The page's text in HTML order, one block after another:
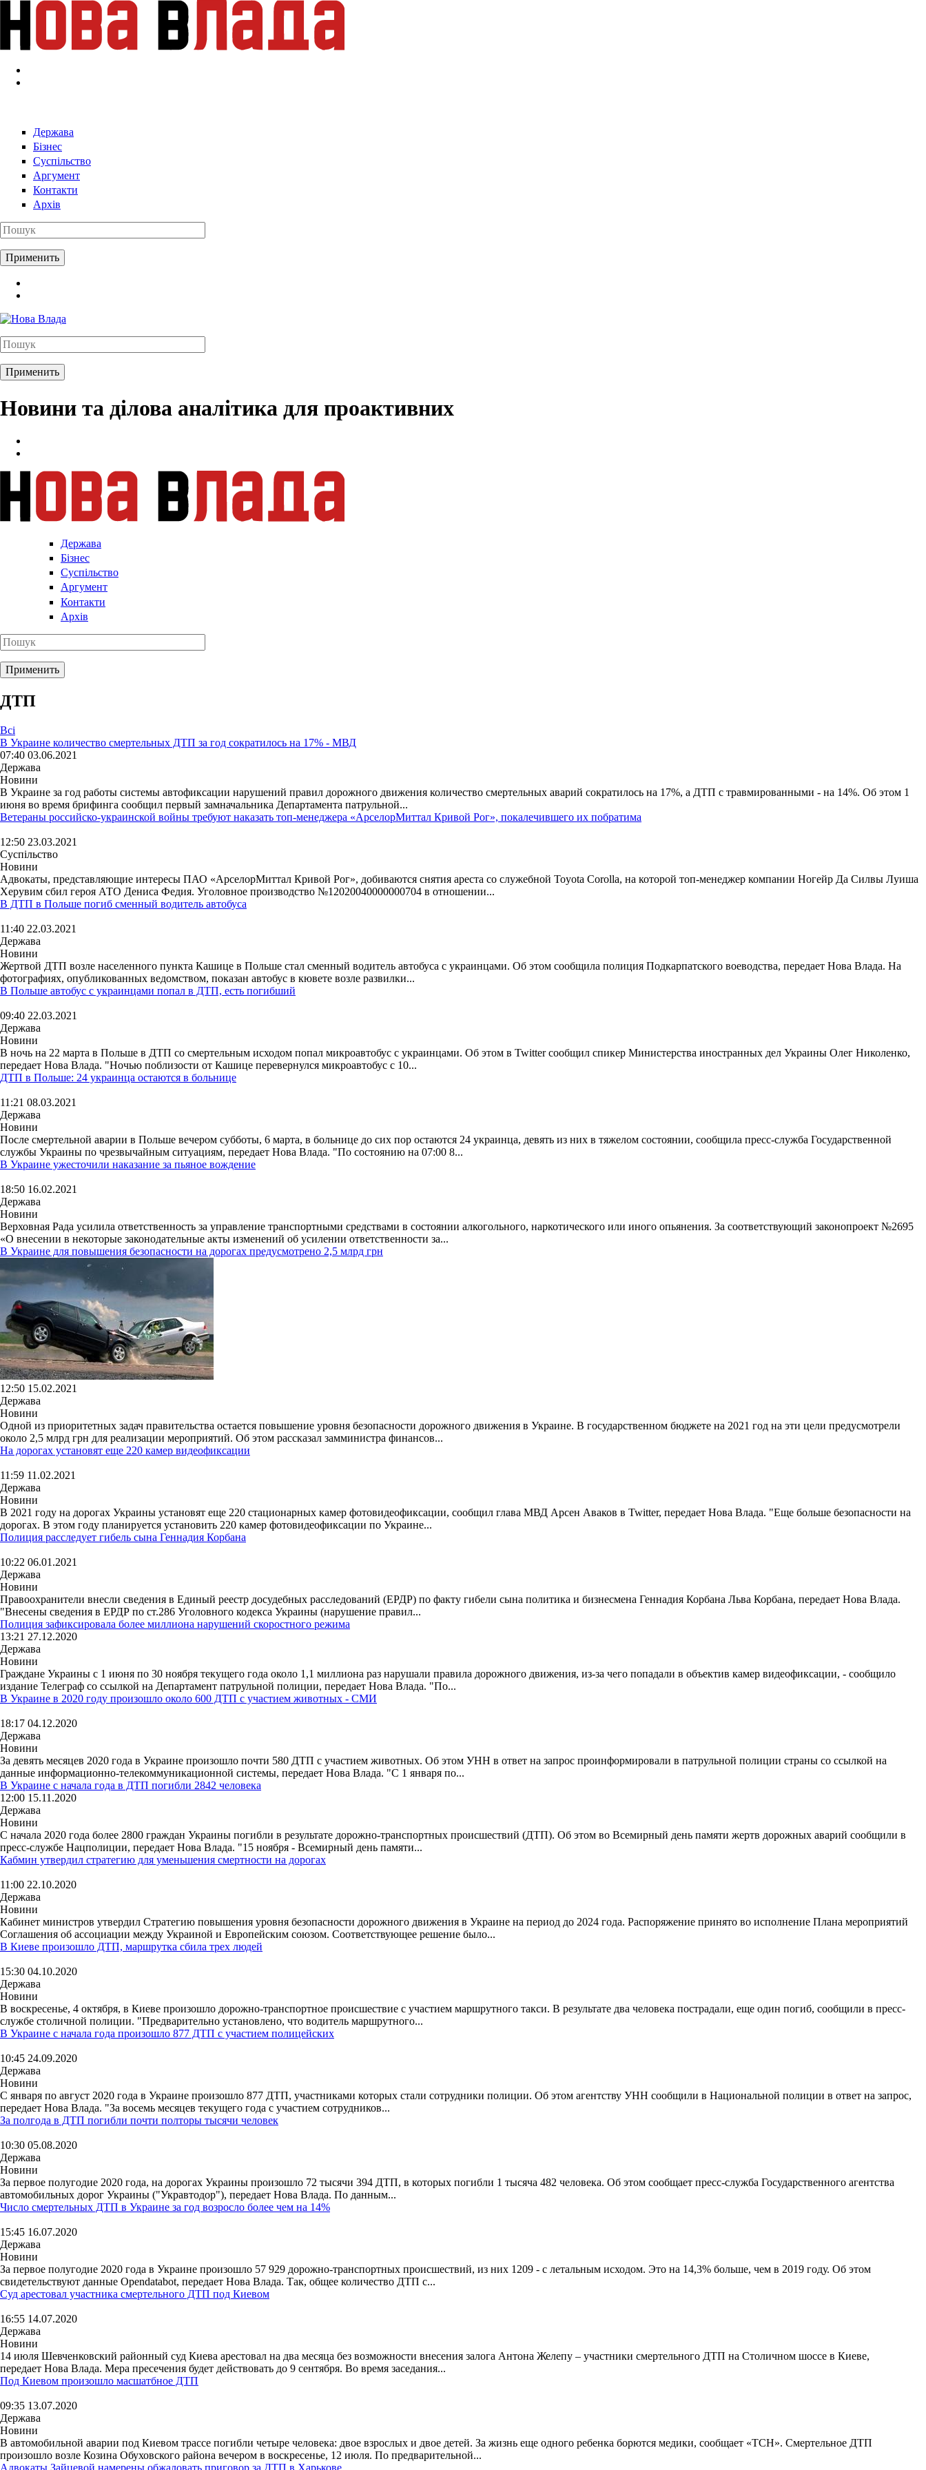
Перейти к основному содержанию
Держава
Бізнес
Суспільство
Аргумент
Контакти
Архів
Новини та ділова аналітика для проактивних
Держава
Бізнес
Суспільство
Аргумент
Контакти
Архів
ДТП
Всі
В Украине количество смертельных ДТП за год сократилось на 17% - МВД
07:40 03.06.2021
Держава
Новини
В Украине за год работы системы автофиксации нарушений правил дорожного движения количество смертельных аварий сократилось на 17%, а ДТП с травмированными - на 14%. Об этом 1
июня во время брифинга сообщил первый замначальника Департамента патрульной...
Ветераны российско-украинской войны требуют наказать топ-менеджера «АрселорМиттал Кривой Рог», покалечившего их побратима
12:50 23.03.2021
Суспільство
Новини
Адвокаты, представляющие интересы ПАО «АрселорМиттал Кривой Рог», добиваются снятия ареста со служебной Toyota Corolla, на которой топ-менеджер компании Ногейр Да Силвы Луиша
Херувим сбил героя АТО Дениса Федия. Уголовное производство №12020040000000704 в отношении...
В ДТП в Польше погиб сменный водитель автобуса
11:40 22.03.2021
Держава
Новини
Жертвой ДТП возле населенного пункта Кашице в Польше стал сменный водитель автобуса с украинцами. Об этом сообщила полиция Подкарпатского воеводства, передает Нова Влада. На
фотографиях, опубликованных ведомством, показан автобус в кювете возле развилки...
В Польше автобус с украинцами попал в ДТП, есть погибший
09:40 22.03.2021
Держава
Новини
В ночь на 22 марта в Польше в ДТП со смертельным исходом попал микроавтобус с украинцами. Об этом в Twitter сообщил спикер Министерства иностранных дел Украины Олег Николенко,
передает Нова Влада. "Ночью поблизости от Кашице перевернулся микроавтобус с 10...
ДТП в Польше: 24 украинца остаются в больнице
11:21 08.03.2021
Держава
Новини
После смертельной аварии в Польше вечером субботы, 6 марта, в больнице до сих пор остаются 24 украинца, девять из них в тяжелом состоянии, сообщила пресс-служба Государственной
службы Украины по чрезвычайным ситуациям, передает Нова Влада. "По состоянию на 07:00 8...
В Украине ужесточили наказание за пьяное вождение
18:50 16.02.2021
Держава
Новини
Верховная Рада усилила ответственность за управление транспортными средствами в состоянии алкогольного, наркотического или иного опьянения. За соответствующий законопроект №2695
«О внесении в некоторые законодательные акты изменений об усилении ответственности за...
В Украине для повышения безопасности на дорогах предусмотрено 2,5 млрд грн
12:50 15.02.2021
Держава
Новини
Одной из приоритетных задач правительства остается повышение уровня безопасности дорожного движения в Украине. В государственном бюджете на 2021 год на эти цели предусмотрели
около 2,5 млрд грн для реализации мероприятий. Об этом рассказал замминистра финансов...
На дорогах установят еще 220 камер видеофиксации
11:59 11.02.2021
Держава
Новини
В 2021 году на дорогах Украины установят еще 220 стационарных камер фотовидеофиксации, сообщил глава МВД Арсен Аваков в Twitter, передает Нова Влада. "Еще больше безопасности на
дорогах. В этом году планируется установить 220 камер фотовидеофиксации по Украине...
Полиция расследует гибель сына Геннадия Корбана
10:22 06.01.2021
Держава
Новини
Правоохранители внесли сведения в Единый реестр досудебных расследований (ЕРДР) по факту гибели сына политика и бизнесмена Геннадия Корбана Льва Корбана, передает Нова Влада.
"Внесены сведения в ЕРДР по ст.286 Уголовного кодекса Украины (нарушение правил...
Полиция зафиксировала более миллиона нарушений скоростного режима
13:21 27.12.2020
Держава
Новини
Граждане Украины с 1 июня по 30 ноября текущего года около 1,1 миллиона раз нарушали правила дорожного движения, из-за чего попадали в объектив камер видеофиксации, - сообщило
издание Телеграф со ссылкой на Департамент патрульной полиции, передает Нова Влада. "По...
В Украине в 2020 году произошло около 600 ДТП с участием животных - СМИ
18:17 04.12.2020
Держава
Новини
За девять месяцев 2020 года в Украине произошло почти 580 ДТП с участием животных. Об этом УНН в ответ на запрос проинформировали в патрульной полиции страны со ссылкой на
данные информационно-телекоммуникационной системы, передает Нова Влада. "С 1 января по...
В Украине с начала года в ДТП погибли 2842 человека
12:00 15.11.2020
Держава
Новини
С начала 2020 года более 2800 граждан Украины погибли в результате дорожно-транспортных происшествий (ДТП). Об этом во Всемирный день памяти жертв дорожных аварий сообщили в
пресс-службе Нацполиции, передает Нова Влада. "15 ноября - Всемирный день памяти...
Кабмин утвердил стратегию для уменьшения смертности на дорогах
11:00 22.10.2020
Держава
Новини
Кабинет министров утвердил Стратегию повышения уровня безопасности дорожного движения в Украине на период до 2024 года. Распоряжение принято во исполнение Плана мероприятий
Соглашения об ассоциации между Украиной и Европейским союзом. Соответствующее решение было...
В Киеве произошло ДТП, маршрутка сбила трех людей
15:30 04.10.2020
Держава
Новини
В воскресенье, 4 октября, в Киеве произошло дорожно-транспортное происшествие с участием маршрутного такси. В результате два человека пострадали, еще один погиб, сообщили в пресс-
службе столичной полиции. "Предварительно установлено, что водитель маршрутного...
В Украине с начала года произошло 877 ДТП с участием полицейских
10:45 24.09.2020
Держава
Новини
С января по август 2020 года в Украине произошло 877 ДТП, участниками которых стали сотрудники полиции. Об этом агентству УНН сообщили в Национальной полиции в ответ на запрос,
передает Нова Влада. "За восемь месяцев текущего года с участием сотрудников...
За полгода в ДТП погибли почти полторы тысячи человек
10:30 05.08.2020
Держава
Новини
За первое полугодие 2020 года, на дорогах Украины произошло 72 тысячи 394 ДТП, в которых погибли 1 тысяча 482 человека. Об этом сообщает пресс-служба Государственного агентства
автомобильных дорог Украины ("Укравтодор"), передает Нова Влада. По данным...
Число смертельных ДТП в Украине за год возросло более чем на 14%
15:45 16.07.2020
Держава
Новини
За первое полугодие 2020 года в Украине произошло 57 929 дорожно-транспортных происшествий, из них 1209 - с летальным исходом. Это на 14,3% больше, чем в 2019 году. Об этом
свидетельствуют данные Opendatabot, передает Нова Влада. Так, общее количество ДТП с...
Суд арестовал участника смертельного ДТП под Киевом
16:55 14.07.2020
Держава
Новини
14 июля Шевченковский районный суд Киева арестовал на два месяца без возможности внесения залога Антона Желепу – участники смертельного ДТП на Столичном шоссе в Киеве,
передает Нова Влада. Мера пресечения будет действовать до 9 сентября. Во время заседания...
Под Киевом произошло масшатбное ДТП
09:35 13.07.2020
Держава
Новини
В автомобильной аварии под Киевом трассе погибли четыре человека: двое взрослых и двое детей. За жизнь еще одного ребенка борются медики, сообщает «ТСН». Смертельное ДТП
произошло возле Козина Обуховского района вечером в воскресенье, 12 июля. По предварительной...
Адвокаты Зайцевой намерены обжаловать приговор за ДТП в Харькове